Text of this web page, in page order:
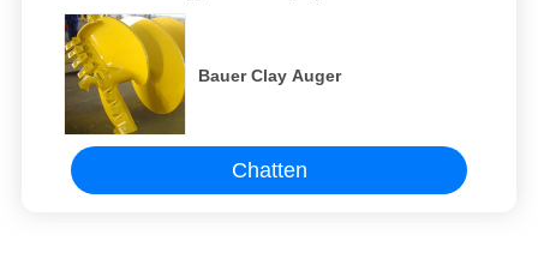
Bauer Clay Auger
Chatten